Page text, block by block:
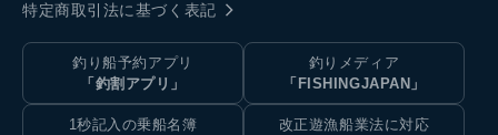
特定商取引法に基づく表記
釣り船予約アプリ
「釣割アプリ」
釣りメディア
「FISHINGJAPAN」
1秒記入の乗船名簿
改正遊漁船業法に対応